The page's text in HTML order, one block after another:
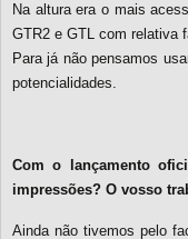
Na altura era o mais
GTR2 e GTL com relativa
Para já não pensamos
potencialidades.
Com o lançamento
impressões? O vosso
Ainda não tivemos pelo